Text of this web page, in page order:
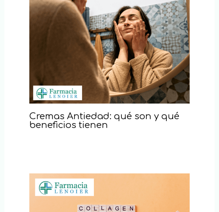
Cremas Antiedad: qué son y qué
beneficios tienen